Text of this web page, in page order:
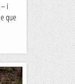
i
que